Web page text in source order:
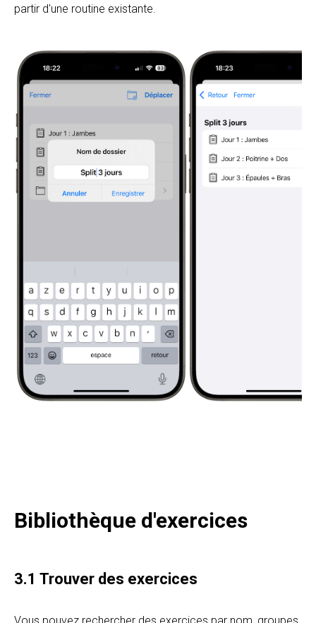
partir d'une routine existante.
Bibliothèque d'exercices
3.1 Trouver des exercices